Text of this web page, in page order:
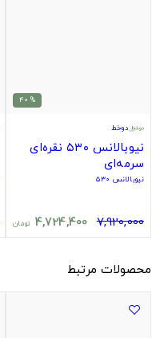
% 40
دوخط
نیوبالانس ۵۳۰ نقره‌ای
سرمه‌ای
نیوبالانس ۵۳۰
7,920,000
4,724,400 تومان
محصولات مرتبط